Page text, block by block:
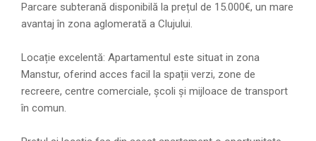
Parcare subterană disponibilă la prețul de 15.000€, un mare
avantaj în zona aglomerată a Clujului.
Locație excelentă: Apartamentul este situat in zona
Manstur, oferind acces facil la spații verzi, zone de
recreere, centre comerciale, școli și mijloace de transport
în comun.